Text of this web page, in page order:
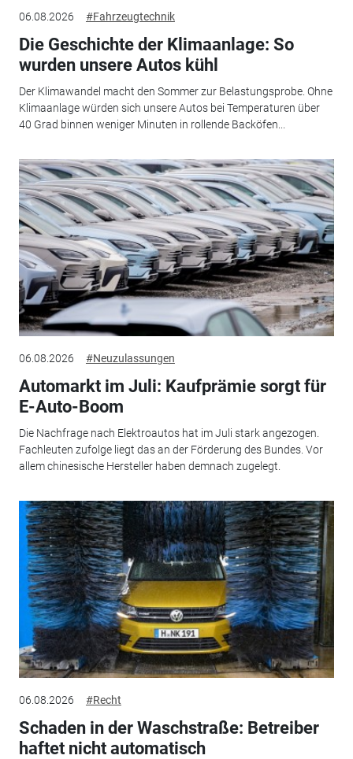
06.08.2026 #Fahrzeugtechnik
Die Geschichte der Klimaanlage: So
wurden unsere Autos kühl
Der Klimawandel macht den Sommer zur Belastungsprobe. Ohne
Klimaanlage würden sich unsere Autos bei Temperaturen über
40 Grad binnen weniger Minuten in rollende Backöfen...
06.08.2026 #Neuzulassungen
Automarkt im Juli: Kaufprämie sorgt für
E-Auto-Boom
Die Nachfrage nach Elektroautos hat im Juli stark angezogen.
Fachleuten zufolge liegt das an der Förderung des Bundes. Vor
allem chinesische Hersteller haben demnach zugelegt.
06.08.2026 #Recht
Schaden in der Waschstraße: Betreiber
haftet nicht automatisch